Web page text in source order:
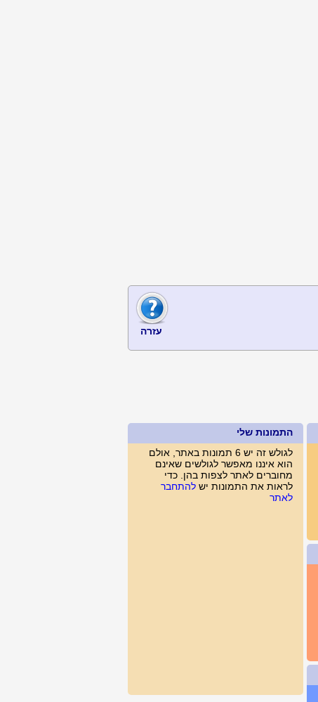
עזרה
התמונות שלי
לגולש זה יש 6 תמונות באתר, אולם
הוא איננו מאפשר לגולשים שאינם
מחוברים לאתר לצפות בהן. כדי
לראות את התמונות יש להתחבר
לאתר